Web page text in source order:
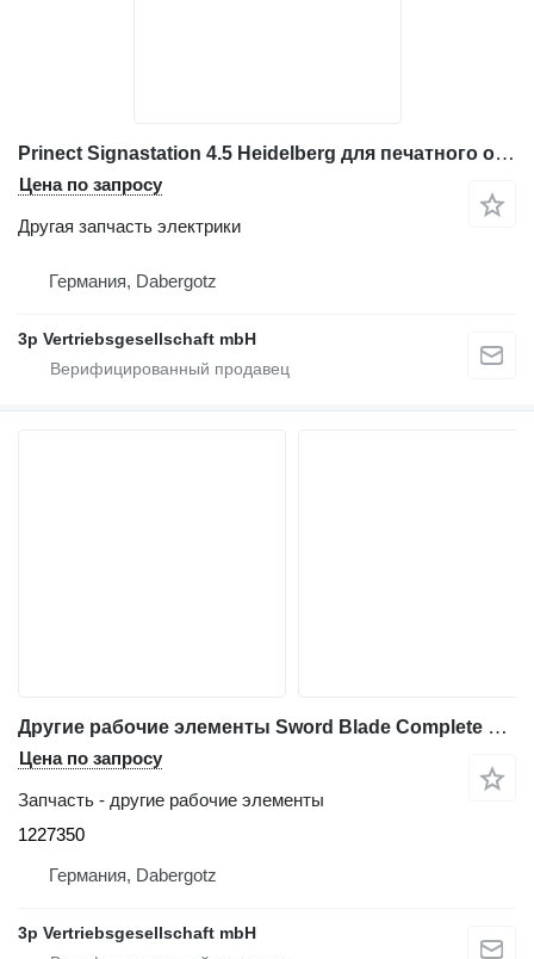
Prinect Signastation 4.5 Heidelberg для печатного оборудования
Цена по запросу
Другая запчасть электрики
Германия, Dabergotz
3p Vertriebsgesellschaft mbH
Другие рабочие элементы Sword Blade Complete 1227350 для печатного оборудования Heidelberg Stahlfolder KH 82 FH
Цена по запросу
Запчасть - другие рабочие элементы
1227350
Германия, Dabergotz
3p Vertriebsgesellschaft mbH